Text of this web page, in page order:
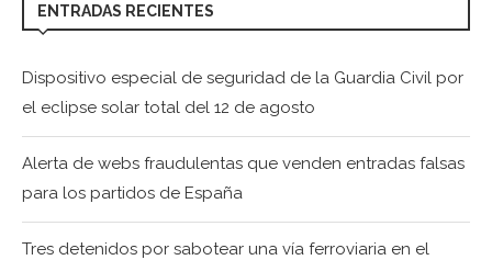
ENTRADAS RECIENTES
Dispositivo especial de seguridad de la Guardia Civil por
el eclipse solar total del 12 de agosto
Alerta de webs fraudulentas que venden entradas falsas
para los partidos de España
Tres detenidos por sabotear una vía ferroviaria en el